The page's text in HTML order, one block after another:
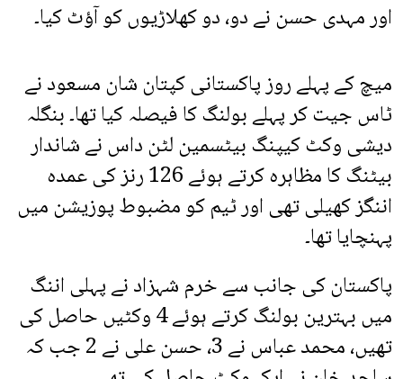
اور مہدی حسن نے دو، دو کھلاڑیوں کو آؤٹ کیا۔
میچ کے پہلے روز پاکستانی کپتان شان مسعود نے
ٹاس جیت کر پہلے بولنگ کا فیصلہ کیا تھا۔ بنگلہ
دیشی وکٹ کیپنگ بیٹسمین لٹن داس نے شاندار
بیٹنگ کا مظاہرہ کرتے ہوئے 126 رنز کی عمدہ
اننگز کھیلی تھی اور ٹیم کو مضبوط پوزیشن میں
پہنچایا تھا۔
پاکستان کی جانب سے خرم شہزاد نے پہلی اننگ
میں بہترین بولنگ کرتے ہوئے 4 وکٹیں حاصل کی
تھیں، محمد عباس نے 3، حسن علی نے 2 جب کہ